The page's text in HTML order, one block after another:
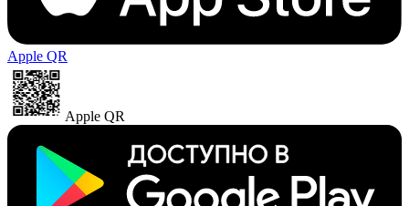
Apple QR
Apple QR